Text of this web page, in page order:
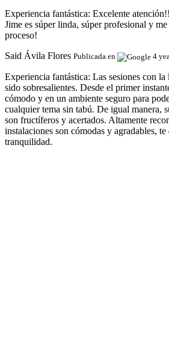
Experiencia fantástica: Excelente
Jime es súper linda, súper profesional y
proceso!
Said Ávila Flores Publicada en 4
Experiencia fantástica: Las sesiones con
sido sobresalientes. Desde el primer
cómodo y en un ambiente seguro para
cualquier tema sin tabú. De igual manera,
son fructíferos y acertados. Altamente
instalaciones son cómodas y agradables,
tranquilidad.